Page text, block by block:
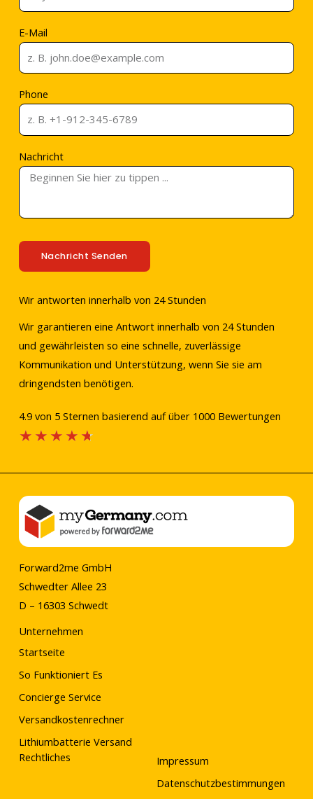
E-Mail
Phone
Nachricht
Nachricht Senden
Wir antworten innerhalb von 24 Stunden
Wir garantieren eine Antwort innerhalb von 24 Stunden
und gewährleisten so eine schnelle, zuverlässige
Kommunikation und Unterstützung, wenn Sie sie am
dringendsten benötigen.
4.9 von 5 Sternen basierend auf über 1000 Bewertungen
★ ★ ★ ★ ★
5
Forward2me GmbH
Schwedter Allee 23
D – 16303 Schwedt
Unternehmen
Startseite
So Funktioniert Es
Concierge Service
Versandkostenrechner
Lithiumbatterie Versand
Rechtliches
Impressum
Datenschutzbestimmungen